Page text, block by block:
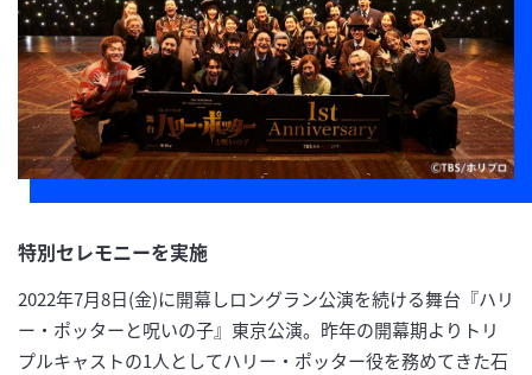
特別セレモニーを実施
2022年7月8日(金)に開幕しロングラン公演を続ける舞台『ハリ
ー・ポッターと呪いの子』東京公演。昨年の開幕期よりトリ
プルキャストの1人としてハリー・ポッター役を務めてきた石